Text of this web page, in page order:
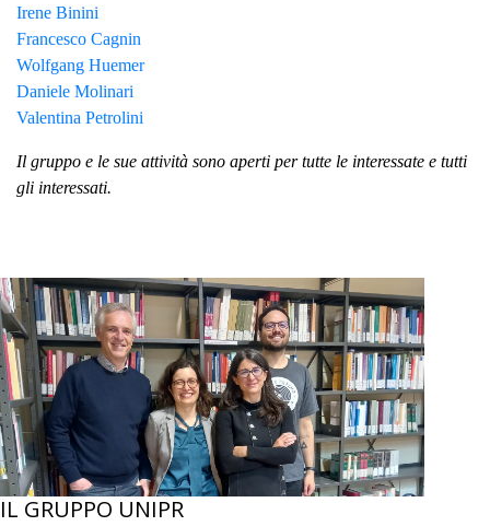
Irene Binini
Francesco Cagnin
Wolfgang Huemer
Daniele Molinari
Valentina Petrolini
Il gruppo e le sue attività sono aperti per tutte le interessate e tutti
gli interessati.
IL GRUPPO UNIPR